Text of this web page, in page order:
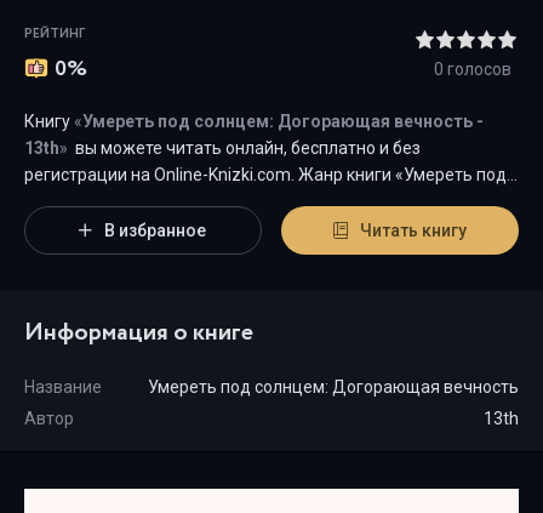
РЕЙТИНГ
0% 0 голосов
Книгу «Умереть под солнцем: Догорающая вечность -
13th» вы можете читать онлайн, бесплатно и без
регистрации на Оnline-Knizki.com. Жанр книги «Умереть под
фантастика"является наиболее популярным жанром для
современного читателя, а книга "Умереть под солнцем:
{cat-title}".
В избранное Читать книгу
Информация о книге
Название
Умереть под солнцем: Догорающая вечность
Автор
13th